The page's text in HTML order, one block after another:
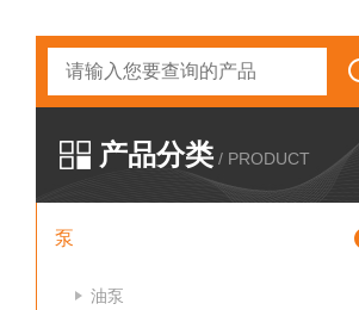
产品分类 / PRODUCT
泵
油泵